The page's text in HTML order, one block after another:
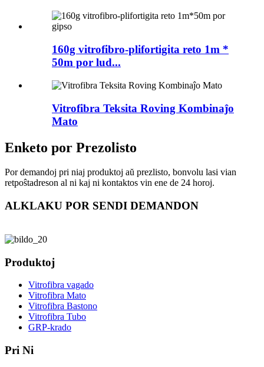
160g vitrofibro-plifortigita reto 1m *
50m por lud...
Vitrofibra Teksita Roving Kombinaĵo
Mato
Enketo por Prezolisto
Por demandoj pri niaj produktoj aŭ prezlisto, bonvolu lasi vian
retpoŝtadreson al ni kaj ni kontaktos vin ene de 24 horoj.
ALKLAKU POR SENDI DEMANDON
Produktoj
Vitrofibra vagado
Vitrofibra Mato
Vitrofibra Bastono
Vitrofibra Tubo
GRP-krado
Pri Ni